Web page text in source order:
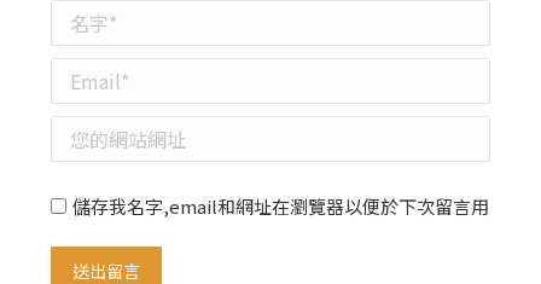
名字 *
Email *
您的網站網址
儲存我名字,email和網址在瀏覽器以便於下次留言用
送出留言